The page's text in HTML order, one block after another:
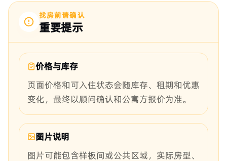
找房前请确认
重要提示
价格与库存
页面价格和可入住状态会随库存、租期和优惠
变化，最终以顾问确认和公寓方报价为准。
图片说明
图片可能包含样板间或公共区域，实际房型、